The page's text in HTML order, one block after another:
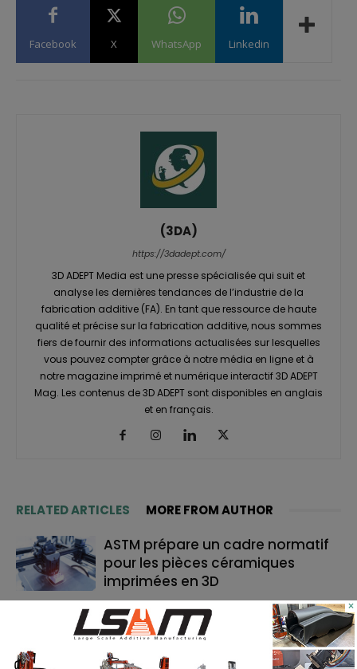
Facebook X WhatsApp Linkedin
(3DA)
https://3dadept.com/
3D ADEPT Media est une presse spécialisée qui suit et
analyse les dernières tendances de l’industrie de la
fabrication additive (FA). En tant que ressource de haute
qualité et précise sur la fabrication additive, nous sommes
fiers de fournir des informations actualisées sur lesquelles
vous pouvez compter grâce à notre média en ligne et à
notre magazine imprimé et numérique interactif 3D ADEPT
Mag. Les contenus de 3D ADEPT sont disponibles en anglais
et en français.
RELATED ARTICLES MORE FROM AUTHOR
ASTM prépare un cadre normatif
pour les pièces céramiques
imprimées en 3D
TE Connectivity mise sur
l’impression 3D pour la fabrication
de cathéters
×